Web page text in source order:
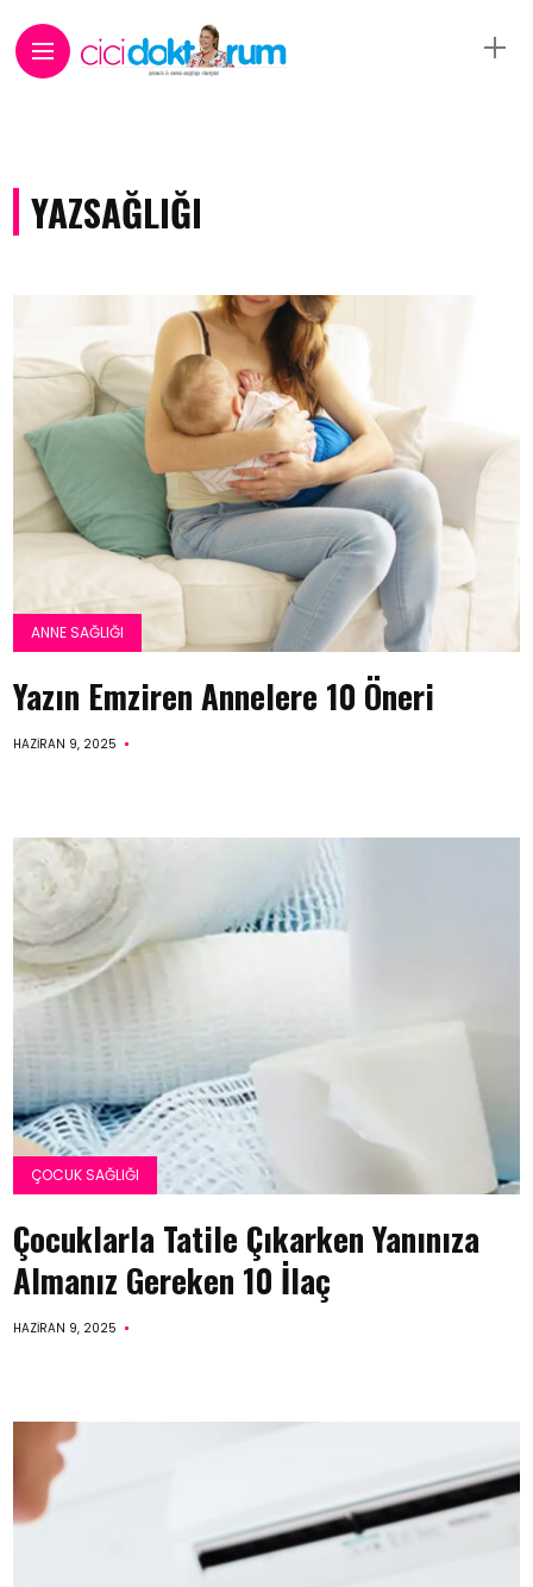
YAZSAĞLIĞI
ANNE SAĞLIĞI
Yazın Emziren Annelere 10 Öneri
HAZIRAN 9, 2025
ÇOCUK SAĞLIĞI
Çocuklarla Tatile Çıkarken Yanınıza
Almanız Gereken 10 İlaç
HAZIRAN 9, 2025